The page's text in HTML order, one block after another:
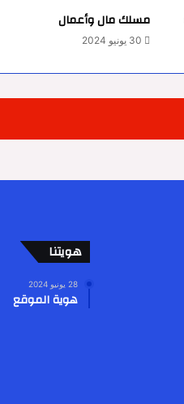
مسلك مال وأعمال
30 يونيو 2024
هويتنا
28 يونيو 2024
هوية الموقع